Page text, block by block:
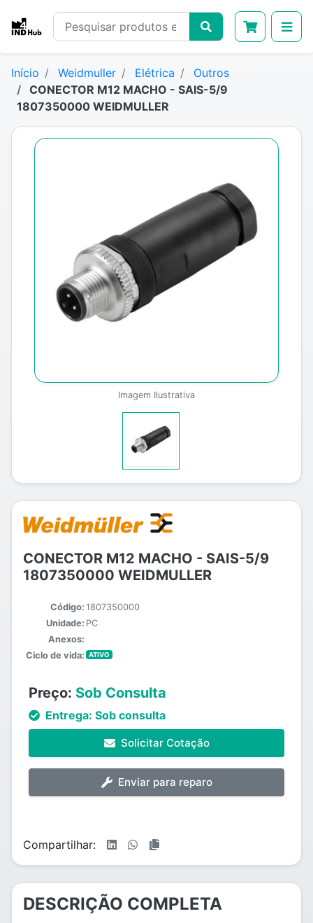
Início Weidmuller Elétrica
Outros
CONECTOR M12 MACHO - SAIS-5/9
1807350000 WEIDMULLER
Imagem Ilustrativa
CONECTOR M12 MACHO - SAIS-5/9
1807350000 WEIDMULLER
Código: 1807350000
Unidade: PC
Anexos:
Ciclo de vida:
ATIVO
Preço: Sob Consulta
Entrega: Sob consulta
Solicitar Cotação
Enviar para reparo
Compartilhar:
DESCRIÇÃO COMPLETA